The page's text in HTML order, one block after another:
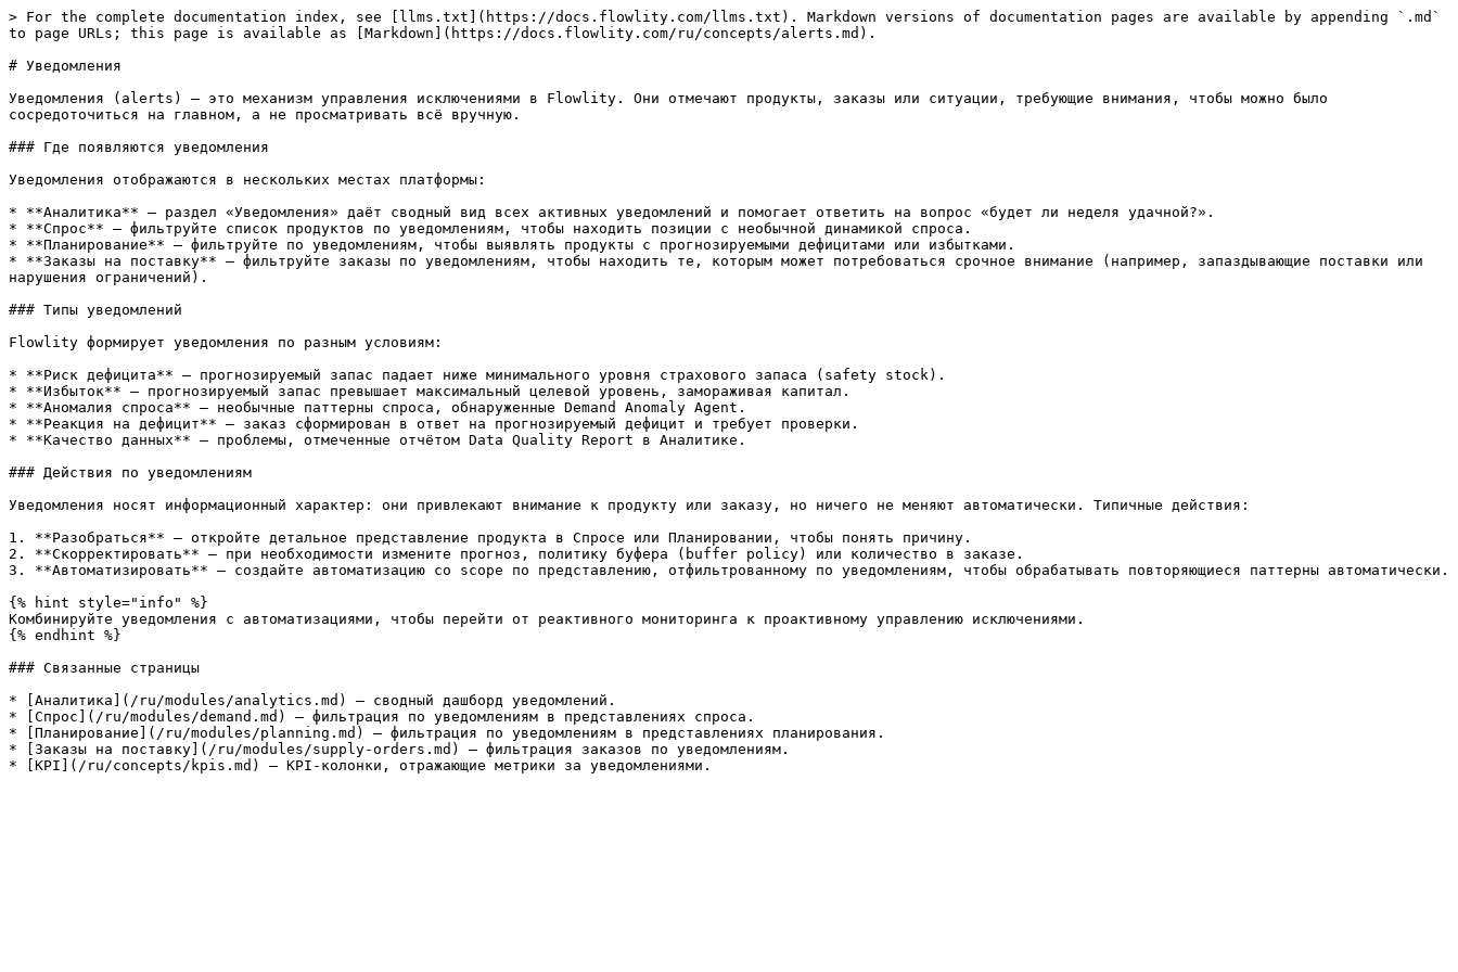
> For the complete documentation index, see [llms.txt](https://docs.flowlity.com/llms.txt). Markdown versions of documentation pages are available by appending `.md`
to page URLs; this page is available as [Markdown](https://docs.flowlity.com/ru/concepts/alerts.md).
# Уведомления
Уведомления (alerts) — это механизм управления исключениями в Flowlity. Они отмечают продукты, заказы или ситуации, требующие внимания, чтобы можно было
сосредоточиться на главном, а не просматривать всё вручную.
### Где появляются уведомления
Уведомления отображаются в нескольких местах платформы:
* **Аналитика** — раздел «Уведомления» даёт сводный вид всех активных уведомлений и помогает ответить на вопрос «будет ли неделя удачной?».
* **Спрос** — фильтруйте список продуктов по уведомлениям, чтобы находить позиции с необычной динамикой спроса.
* **Планирование** — фильтруйте по уведомлениям, чтобы выявлять продукты с прогнозируемыми дефицитами или избытками.
* **Заказы на поставку** — фильтруйте заказы по уведомлениям, чтобы находить те, которым может потребоваться срочное внимание (например, запаздывающие поставки или
нарушения ограничений).
### Типы уведомлений
Flowlity формирует уведомления по разным условиям:
* **Риск дефицита** — прогнозируемый запас падает ниже минимального уровня страхового запаса (safety stock).
* **Избыток** — прогнозируемый запас превышает максимальный целевой уровень, замораживая капитал.
* **Аномалия спроса** — необычные паттерны спроса, обнаруженные Demand Anomaly Agent.
* **Реакция на дефицит** — заказ сформирован в ответ на прогнозируемый дефицит и требует проверки.
* **Качество данных** — проблемы, отмеченные отчётом Data Quality Report в Аналитике.
### Действия по уведомлениям
Уведомления носят информационный характер: они привлекают внимание к продукту или заказу, но ничего не меняют автоматически. Типичные действия:
1. **Разобраться** — откройте детальное представление продукта в Спросе или Планировании, чтобы понять причину.
2. **Скорректировать** — при необходимости измените прогноз, политику буфера (buffer policy) или количество в заказе.
3. **Автоматизировать** — создайте автоматизацию со scope по представлению, отфильтрованному по уведомлениям, чтобы обрабатывать повторяющиеся паттерны автоматически.
{% hint style="info" %}
Комбинируйте уведомления с автоматизациями, чтобы перейти от реактивного мониторинга к проактивному управлению исключениями.
{% endhint %}
### Связанные страницы
* [Аналитика](/ru/modules/analytics.md) — сводный дашборд уведомлений.
* [Спрос](/ru/modules/demand.md) — фильтрация по уведомлениям в представлениях спроса.
* [Планирование](/ru/modules/planning.md) — фильтрация по уведомлениям в представлениях планирования.
* [Заказы на поставку](/ru/modules/supply-orders.md) — фильтрация заказов по уведомлениям.